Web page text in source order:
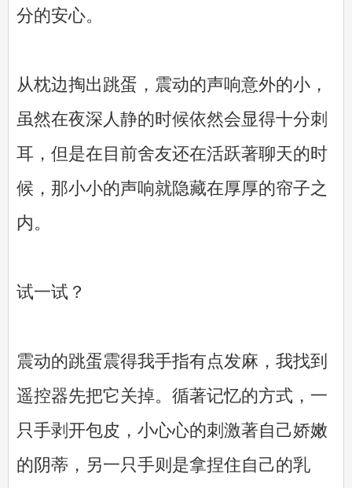
分的安心。
从枕边掏出跳蛋，震动的声响意外的小，
虽然在夜深人静的时候依然会显得十分刺
耳，但是在目前舍友还在活跃著聊天的时
候，那小小的声响就隐藏在厚厚的帘子之
内。
试一试？
震动的跳蛋震得我手指有点发麻，我找到
遥控器先把它关掉。循著记忆的方式，一
只手剥开包皮，小心心的刺激著自己娇嫩
的阴蒂，另一只手则是拿捏住自己的乳